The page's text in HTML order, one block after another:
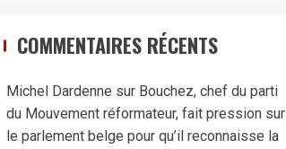
COMMENTAIRES RÉCENTS
Michel Dardenne sur Bouchez, chef du parti
du Mouvement réformateur, fait pression sur
le parlement belge pour qu’il reconnaisse la